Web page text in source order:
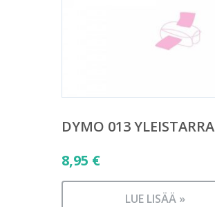
DYMO 013 YLEISTARRA
8,95 €
LUE LISÄÄ »